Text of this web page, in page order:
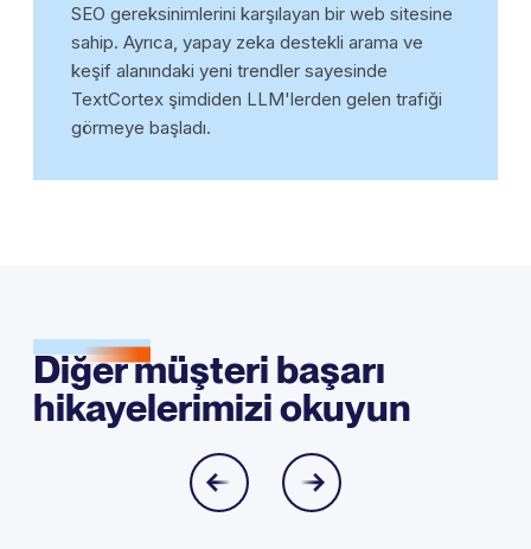
SEO gereksinimlerini karşılayan bir web sitesine
sahip. Ayrıca, yapay zeka destekli arama ve
keşif alanındaki yeni trendler sayesinde
TextCortex şimdiden LLM'lerden gelen trafiği
görmeye başladı.
Diğer müşteri başarı
hikayelerimizi okuyun